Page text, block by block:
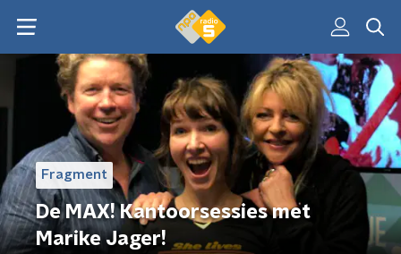
Fragment
De MAX! Kantoorsessies met
Marike Jager!